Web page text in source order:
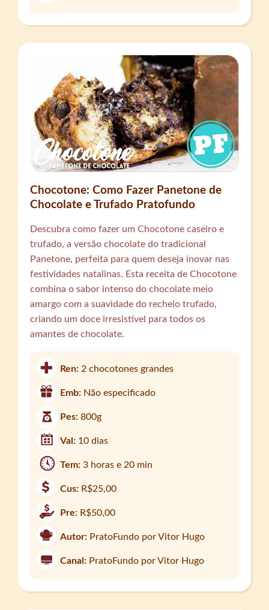
Chocotone: Como Fazer Panetone de
Chocolate e Trufado Pratofundo
Descubra como fazer um Chocotone caseiro e
trufado, a versão chocolate do tradicional
Panetone, perfeita para quem deseja inovar nas
festividades natalinas. Esta receita de Chocotone
combina o sabor intenso do chocolate meio
amargo com a suavidade do recheio trufado,
criando um doce irresistível para todos os
amantes de chocolate.
Ren: 2 chocotones grandes
Emb: Não especificado
Pes:800g
Val: 10 dias
Tem:3 horas e 20 min
Cus: R$25,00
Pre: R$50,00
Autor: PratoFundo por Vitor Hugo
Canal: PratoFundo por Vitor Hugo